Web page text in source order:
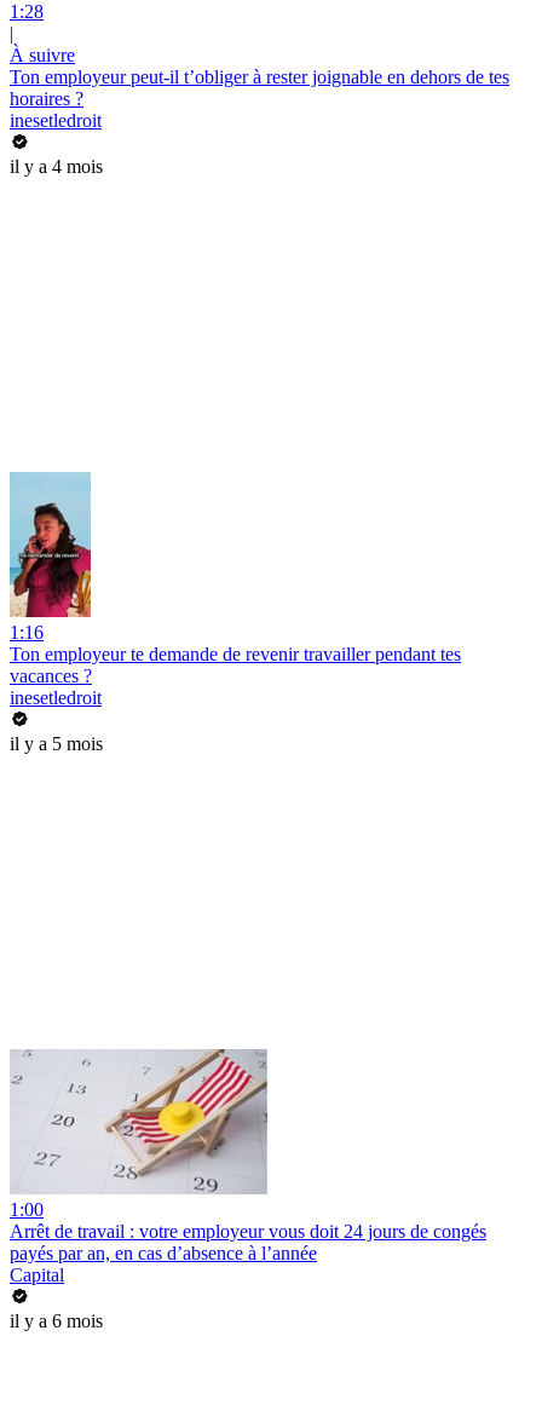
1:28
|
À suivre
Ton employeur peut-il t’obliger à rester joignable en dehors de tes
horaires ?
inesetledroit
il y a 4 mois
1:16
Ton employeur te demande de revenir travailler pendant tes
vacances ?
inesetledroit
il y a 5 mois
1:00
Arrêt de travail : votre employeur vous doit 24 jours de congés
payés par an, en cas d’absence à l’année
Capital
il y a 6 mois